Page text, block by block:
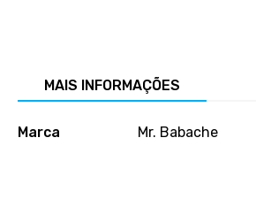
de
MAIS INFORMAÇÕES
Mais
Marca Mr. Babache